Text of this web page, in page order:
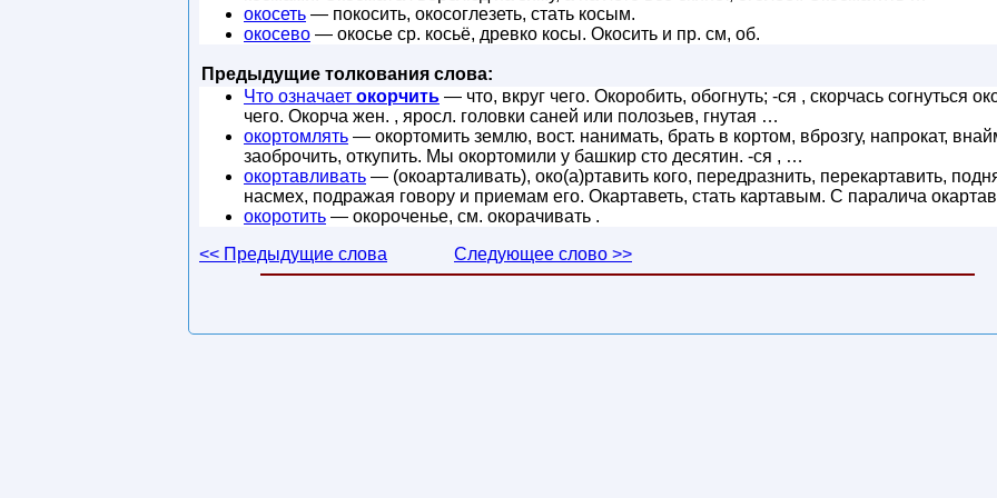
окосеть — покосить, окосоглезеть, стать косым.
окосево — окосье ср. косьё, древко косы. Окосить и пр. см, об.
Предыдущие толкования слова:
Что означает окорчить — что, вкруг чего. Окоробить, обогнуть; -ся , скорчась согнуться
чего. Окорча жен. , яросл. головки саней или полозьев, гнутая …
окортомлять — окортомить землю, вост. нанимать, брать в кортом, вброзгу, напрокат,
заоброчить, откупить. Мы окортомили у башкир сто десятин. -ся , …
окортавливать — (окоарталивать), око(а)ртавить кого, передразнить, перекартавить,
насмех, подражая говору и приемам его. Окартаветь, стать картавым. С паралича
окоротить — окороченье, см. окорачивать .
<< Предыдущие слова
Следующее слово >>